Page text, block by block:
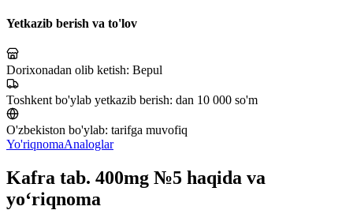
Yetkazib berish va to'lov
Dorixonadan olib ketish: Bepul
Toshkent bo'ylab yetkazib berish: dan 10 000 so'm
O'zbekiston bo'ylab: tarifga muvofiq
Yo'riqnomaAnaloglar
Kafra tab. 400mg №5 haqida va
yo‘riqnoma